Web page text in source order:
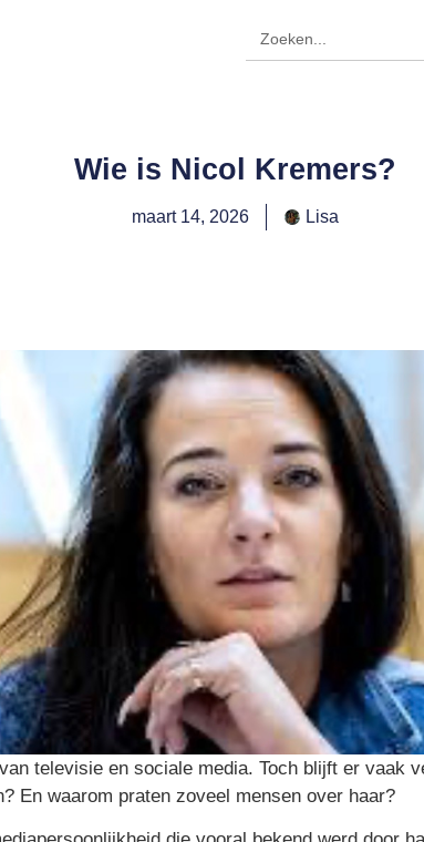
Wie is Nicol Kremers?
maart 14, 2026 Lisa
televisie en sociale media. Toch blijft er vaak
En waarom praten zoveel mensen over haar?